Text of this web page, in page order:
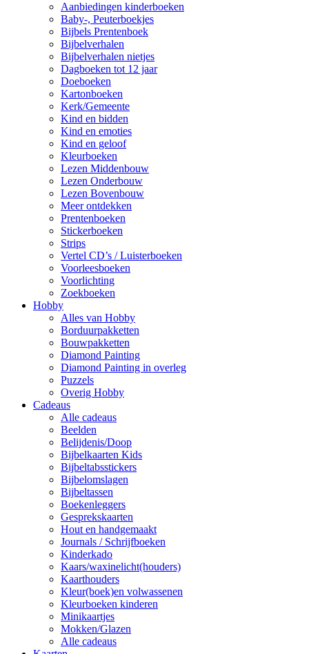
Aanbiedingen kinderboeken
Baby-, Peuterboekjes
Bijbels Prentenboek
Bijbelverhalen
Bijbelverhalen nietjes
Dagboeken tot 12 jaar
Doeboeken
Kartonboeken
Kerk/Gemeente
Kind en bidden
Kind en emoties
Kind en geloof
Kleurboeken
Lezen Middenbouw
Lezen Onderbouw
Lezen Bovenbouw
Meer ontdekken
Prentenboeken
Stickerboeken
Strips
Vertel CD’s / Luisterboeken
Voorleesboeken
Voorlichting
Zoekboeken
Hobby
Alles van Hobby
Borduurpakketten
Bouwpakketten
Diamond Painting
Diamond Painting in overleg
Puzzels
Overig Hobby
Cadeaus
Alle cadeaus
Beelden
Belijdenis/Doop
Bijbelkaarten Kids
Bijbeltabsstickers
Bijbelomslagen
Bijbeltassen
Boekenleggers
Gesprekskaarten
Hout en handgemaakt
Journals / Schrijfboeken
Kinderkado
Kaars/waxinelicht(houders)
Kaarthouders
Kleur(boek)en volwassenen
Kleurboeken kinderen
Minikaartjes
Mokken/Glazen
Alle cadeaus